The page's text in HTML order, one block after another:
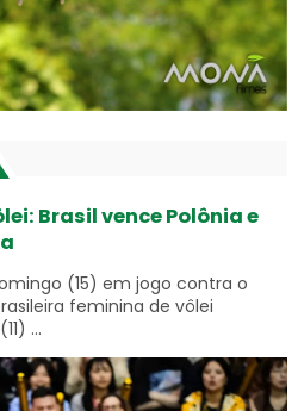
Brasil vence Polônia e
(15) em jogo contra o
feminina de vôlei
...